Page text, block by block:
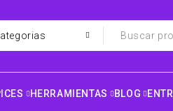
HERRAMIENTAS BLOG